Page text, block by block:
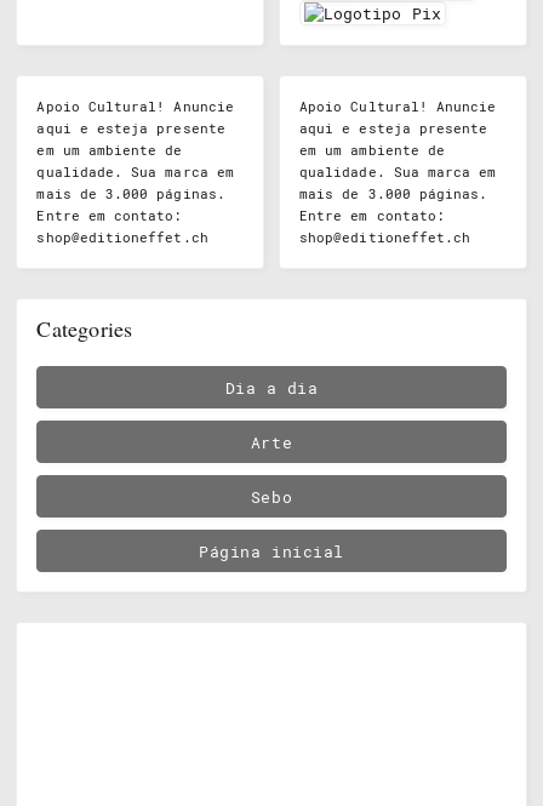
Apoio Cultural! Anuncie
aqui e esteja presente
em um ambiente de
qualidade. Sua marca em
mais de 3.000 páginas.
Entre em contato:
shop@editioneffet.ch
Apoio Cultural! Anuncie
aqui e esteja presente
em um ambiente de
qualidade. Sua marca em
mais de 3.000 páginas.
Entre em contato:
shop@editioneffet.ch
Categories
Dia a dia
Arte
Sebo
Página inicial